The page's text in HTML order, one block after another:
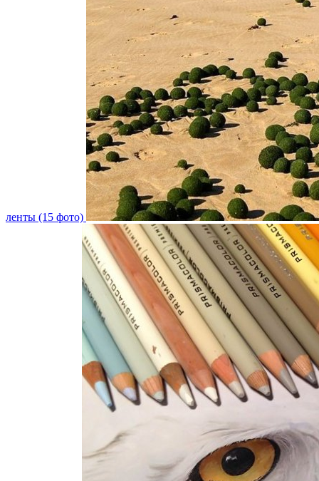
ленты (15 фото)